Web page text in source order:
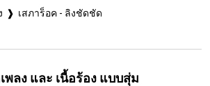
เสภาร็อค - ลิงชัดชัด
พลง และ เนื้อร้อง แบบสุ่ม